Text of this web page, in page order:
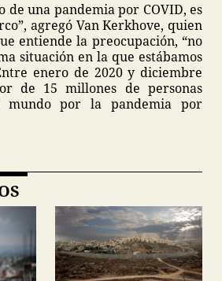
de una pandemia por COVID, es
agregó Van Kerkhove, quien
entiende la preocupación, “no
situación en la que estábamos
enero de 2020 y diciembre
de 15 millones de personas
mundo por la pandemia por